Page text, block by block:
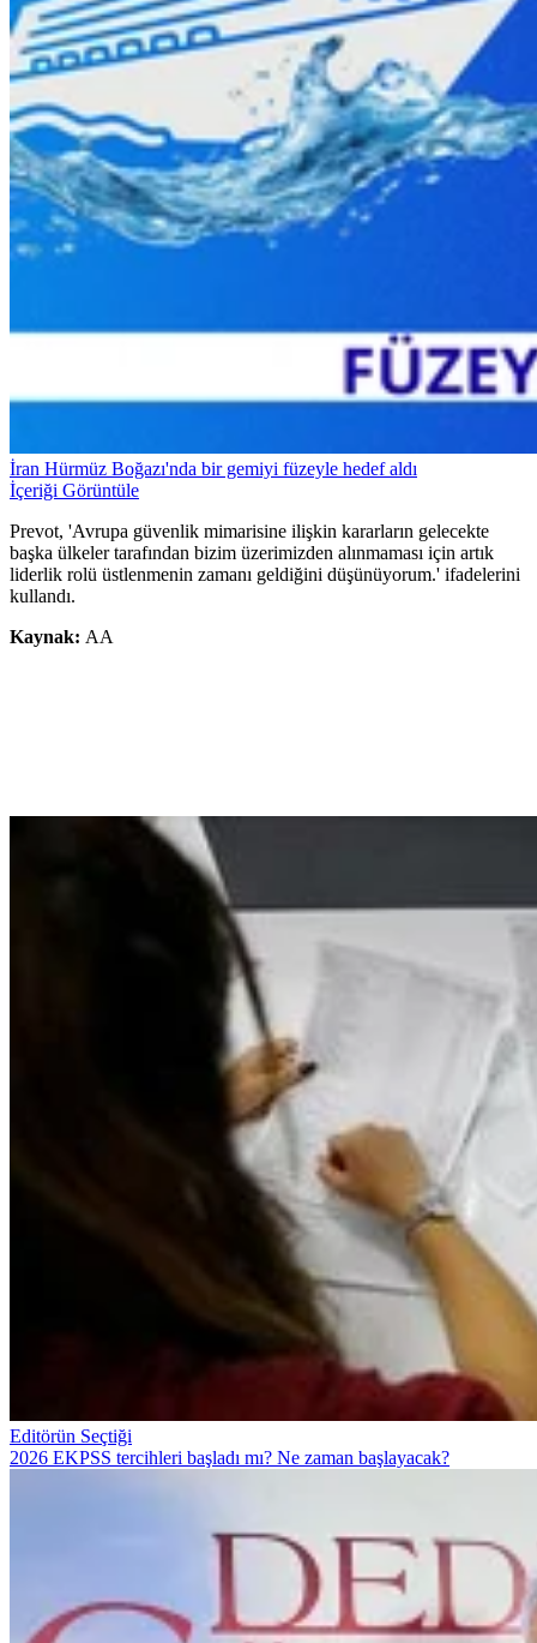
İran Hürmüz Boğazı'nda bir gemiyi füzeyle hedef aldı
İçeriği Görüntüle
Prevot, 'Avrupa güvenlik mimarisine ilişkin kararların gelecekte
başka ülkeler tarafından bizim üzerimizden alınmaması için artık
liderlik rolü üstlenmenin zamanı geldiğini düşünüyorum.' ifadelerini
kullandı.
Kaynak: AA
Editörün Seçtiği
2026 EKPSS tercihleri başladı mı? Ne zaman başlayacak?